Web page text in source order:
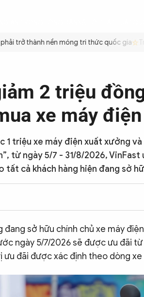
trở thành nền móng tri thức quốc gia
2 triệu
xe máy
1 triệu xe máy điện xuất xưởng
từ ngày 5/7 - 31/8/2026,
tất cả khách hàng hiện đang sở
đang sở hữu chính chủ xe máy
ngày 5/7/2026 sẽ được ưu đãi
ưu đãi được xác định theo dòng